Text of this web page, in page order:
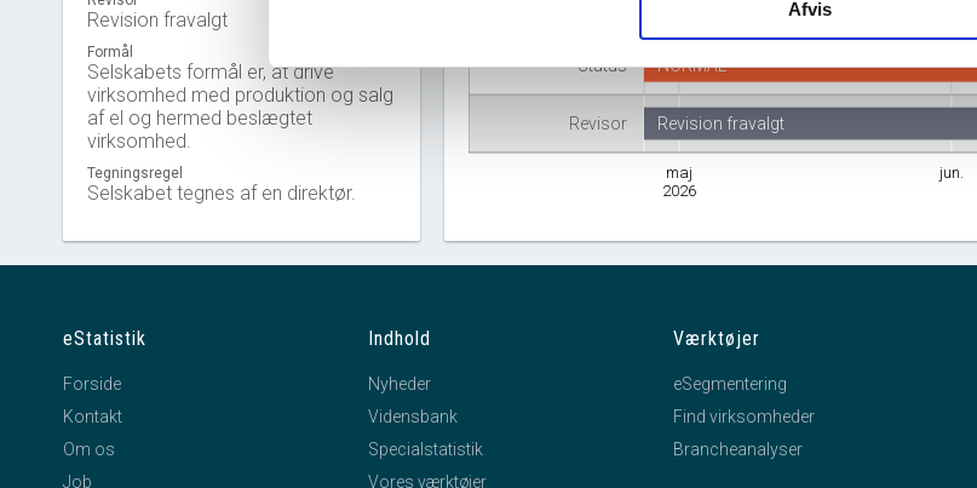
Afvis
Revision fravalgt
Formål
Selskabets formål er, at drive
virksomhed med produktion og salg
af el og hermed beslægtet
virksomhed.
Tegningsregel
Selskabet tegnes af en direktør.
Status
Revisor
maj
2026
jun.
NORMAL
Revision fravalgt
eStatistik
Forside
Kontakt
Om os
Job
Indhold
Nyheder
Vidensbank
Specialstatistik
Vores værktøjer
Værktøjer
eSegmentering
Find virksomheder
Brancheanalyser